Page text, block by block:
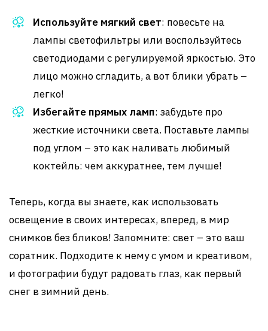
Используйте мягкий свет: повесьте на
лампы светофильтры или воспользуйтесь
светодиодами с регулируемой яркостью. Это
лицо можно сгладить, а вот блики убрать –
легко!
Избегайте прямых ламп: забудьте про
жесткие источники света. Поставьте лампы
под углом – это как наливать любимый
коктейль: чем аккуратнее, тем лучше!
Теперь, когда вы знаете, как использовать
освещение в своих интересах, вперед, в мир
снимков без бликов! Запомните: свет – это ваш
соратник. Подходите к нему с умом и креативом,
и фотографии будут радовать глаз, как первый
снег в зимний день.